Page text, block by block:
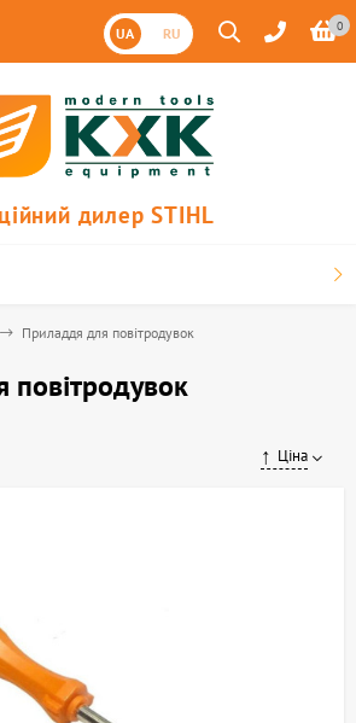
UA RU 0
дилер STIHL
Приладдя для повітродувок
Ціна